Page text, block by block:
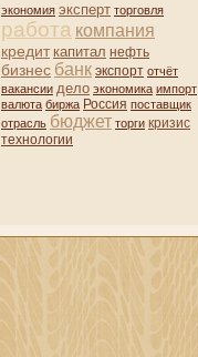
экономия эксперт торговля
работа компани­я
кредит капитал нефть
бизнес банк экспорт отчёт
вакансии дело экономика импорт
валюта биржа Россия поставщик
отрасль бюджет торги кризис
технологии